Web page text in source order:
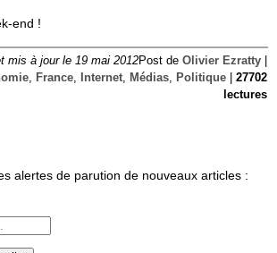
end !
mis à jour le 19 mai 2012Post de Olivier Ezratty
, France, Internet, Médias, Politique
27702
lectures
alertes de parution de nouveaux articles :